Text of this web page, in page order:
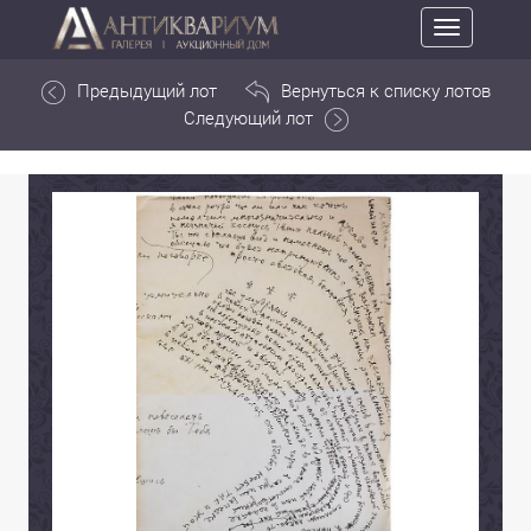
Toggle
navigation
Предыдущий лот
Вернуться к списку лотов
Следующий лот